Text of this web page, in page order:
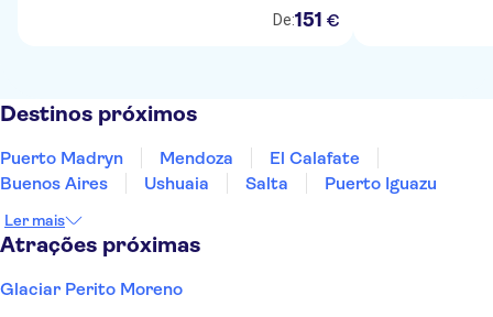
De:151 €
Destinos próximos
Puerto Madryn Mendoza
El Calafate
Buenos Aires
Ushuaia Salta Puerto Iguazu
Ler mais
Atrações próximas
Glaciar Perito Moreno